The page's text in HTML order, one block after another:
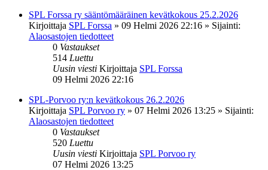
SPL Forssa ry sääntömääräinen kevätkokous 25.2.2026
Kirjoittaja SPL Forssa » 09 Helmi 2026 22:16 » Sijainti:
Alaosastojen tiedotteet
0 Vastaukset
514 Luettu
Uusin viesti Kirjoittaja SPL Forssa
09 Helmi 2026 22:16
SPL-Porvoo ry:n kevätkokous 26.2.2026
Kirjoittaja SPL Porvoo ry » 07 Helmi 2026 13:25 » Sijainti:
Alaosastojen tiedotteet
0 Vastaukset
520 Luettu
Uusin viesti Kirjoittaja SPL Porvoo ry
07 Helmi 2026 13:25